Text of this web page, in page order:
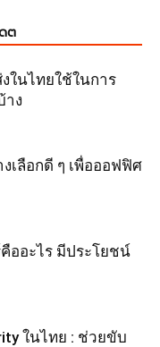
ต
ในไทยใช้ในการ
าง
เลือกดี ๆ เพื่อออฟฟิศ
ออะไร มีประโยชน์
ในไทย : ช่วยขับ